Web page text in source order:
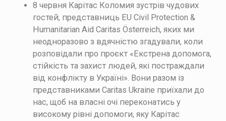
8 червня Карітас Коломия зустрів чудових
гостей, представниць EU Civil Protection &
Humanitarian Aid Caritas Österreich, яких ми
неодноразово з вдячністю згадували, коли
розповідали про проєкт «Екстрена допомога,
стійкість та захист людей, які постраждали
від конфлікту в Україні». Вони разом із
представниками Caritas Ukraine приїхали до
нас, щоб на власні очі переконатись у
високому рівні допомоги, яку Карітас